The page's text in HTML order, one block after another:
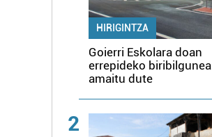
HIRIGINTZA
Goierri Eskolara doan
errepideko biribilgunea
amaitu dute
2